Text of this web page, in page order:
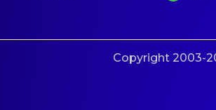
Copyright 2003-